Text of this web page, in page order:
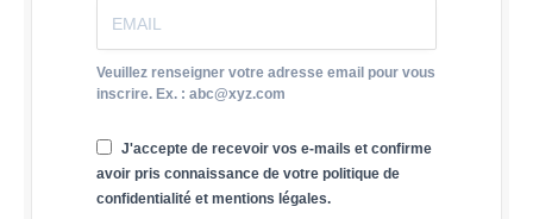
Veuillez renseigner votre adresse email pour vous
inscrire. Ex. : abc@xyz.com
J'accepte de recevoir vos e-mails et confirme
avoir pris connaissance de votre politique de
confidentialité et mentions légales.